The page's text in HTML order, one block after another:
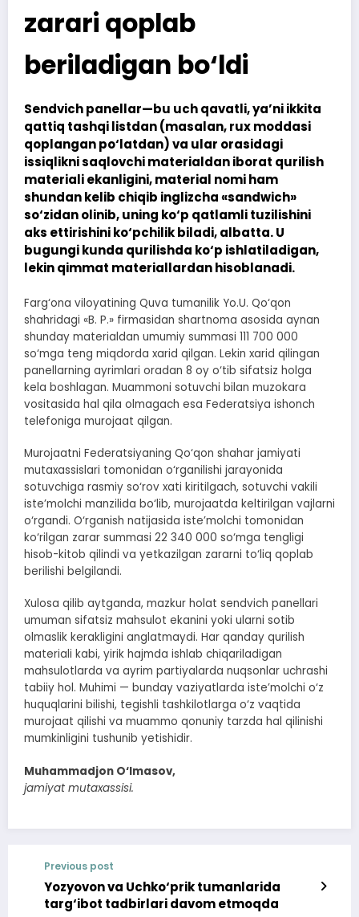
zarari qoplab
beriladigan bo‘ldi
Sendvich panellar—bu uch qavatli, ya’ni ikkita
qattiq tashqi listdan (masalan, rux moddasi
qoplangan po‘latdan) va ular orasidagi
issiqlikni saqlovchi materialdan iborat qurilish
materiali ekanligini, material nomi ham
shundan kelib chiqib inglizcha «sandwich»
so‘zidan olinib, uning ko‘p qatlamli tuzilishini
aks ettirishini ko‘pchilik biladi, albatta. U
bugungi kunda qurilishda ko‘p ishlatiladigan,
lekin qimmat materiallardan hisoblanadi.
Farg‘ona viloyatining Quva tumanilik Yo.U. Qo‘qon
shahridagi «B. P.» firmasidan shartnoma asosida aynan
shunday materialdan umumiy summasi 111 700 000
so‘mga teng miqdorda xarid qilgan. Lekin xarid qilingan
panellarning ayrimlari oradan 8 oy o‘tib sifatsiz holga
kela boshlagan. Muammoni sotuvchi bilan muzokara
vositasida hal qila olmagach esa Federatsiya ishonch
telefoniga murojaat qilgan.
Murojaatni Federatsiyaning Qo‘qon shahar jamiyati
mutaxassislari tomonidan o‘rganilishi jarayonida
sotuvchiga rasmiy so‘rov xati kiritilgach, sotuvchi vakili
iste’molchi manzilida bo‘lib, murojaatda keltirilgan vajlarni
o‘rgandi. O‘rganish natijasida iste’molchi tomonidan
ko‘rilgan zarar summasi 22 340 000 so‘mga tengligi
hisob-kitob qilindi va yetkazilgan zararni to‘liq qoplab
berilishi belgilandi.
Xulosa qilib aytganda, mazkur holat sendvich panellari
umuman sifatsiz mahsulot ekanini yoki ularni sotib
olmaslik kerakligini anglatmaydi. Har qanday qurilish
materiali kabi, yirik hajmda ishlab chiqariladigan
mahsulotlarda va ayrim partiyalarda nuqsonlar uchrashi
tabiiy hol. Muhimi — bunday vaziyatlarda iste’molchi o‘z
huquqlarini bilishi, tegishli tashkilotlarga o‘z vaqtida
murojaat qilishi va muammo qonuniy tarzda hal qilinishi
mumkinligini tushunib yetishidir.
Muhammadjon O‘lmasov,
jamiyat mutaxassisi.
Previous post
Yozyovon va Uchko‘prik tumanlarida
targ‘ibot tadbirlari davom etmoqda